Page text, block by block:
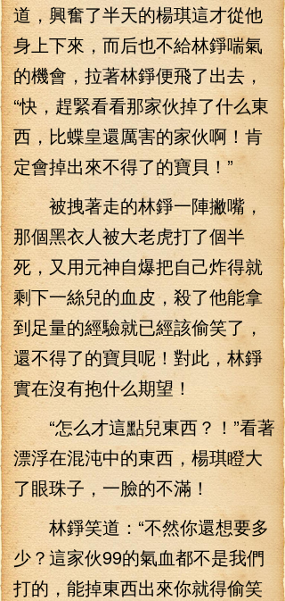
道，興奮了半天的楊琪這才從他
身上下來，而后也不給林錚喘氣
的機會，拉著林錚便飛了出去，
“快，趕緊看看那家伙掉了什么東
西，比蝶皇還厲害的家伙啊！肯
定會掉出來不得了的寶貝！”
被拽著走的林錚一陣撇嘴，
那個黑衣人被大老虎打了個半
死，又用元神自爆把自己炸得就
剩下一絲兒的血皮，殺了他能拿
到足量的經驗就已經該偷笑了，
還不得了的寶貝呢！對此，林錚
實在沒有抱什么期望！
“怎么才這點兒東西？！”看著
漂浮在混沌中的東西，楊琪瞪大
了眼珠子，一臉的不滿！
林錚笑道：“不然你還想要多
少？這家伙99的氣血都不是我們
打的，能掉東西出來你就得偷笑